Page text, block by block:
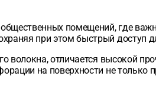
помещений, где
при этом быстрый доступ
волокна, отличается высокой
на поверхности не